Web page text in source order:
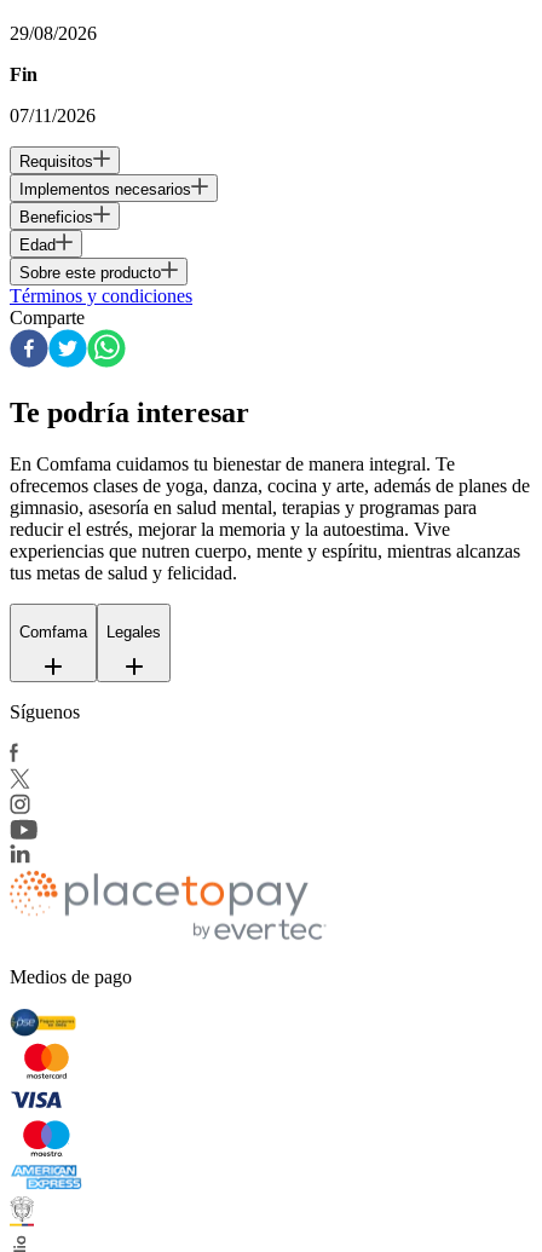
29/08/2026
Fin
07/11/2026
Requisitos
Implementos necesarios
Beneficios
Edad
Sobre este producto
Términos y condiciones
Comparte
Te podría interesar
En Comfama cuidamos tu bienestar de manera integral. Te
ofrecemos clases de yoga, danza, cocina y arte, además de planes de
gimnasio, asesoría en salud mental, terapias y programas para
reducir el estrés, mejorar la memoria y la autoestima. Vive
experiencias que nutren cuerpo, mente y espíritu, mientras alcanzas
tus metas de salud y felicidad.
Comfama Legales
Síguenos
Medios de pago